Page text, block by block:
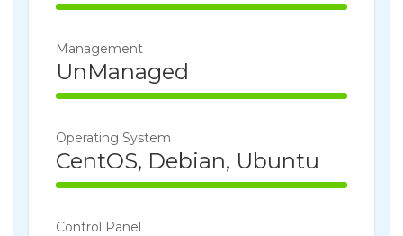
100% Complete
Management
UnManaged
100% Complete
Operating System
CentOS, Debian, Ubuntu
100% Complete
Control Panel